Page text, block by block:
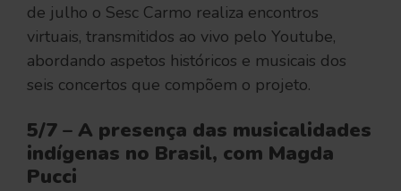
de julho o Sesc Carmo realiza encontros
virtuais, transmitidos ao vivo pelo Youtube,
abordando aspetos históricos e musicais dos
seis concertos que compõem o projeto.
5/7 – A presença das musicalidades
indígenas no Brasil, com Magda
Pucci